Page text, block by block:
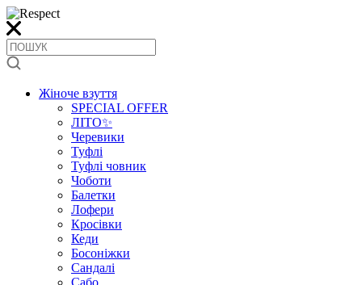
Жіноче взуття
SPECIAL OFFER
ЛІТО✨
Черевики
Туфлі
Туфлі човник
Чоботи
Балетки
Лофери
Кросівки
Кеди
Босоніжки
Сандалі
Сабо